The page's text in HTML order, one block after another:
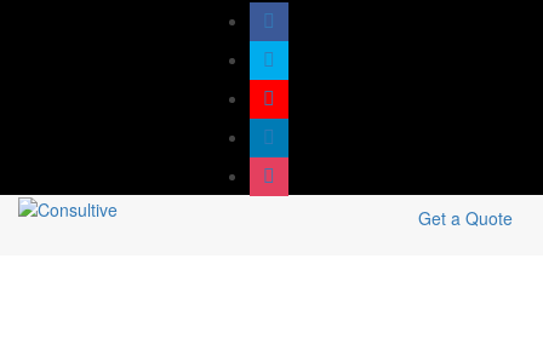
Get a Quote